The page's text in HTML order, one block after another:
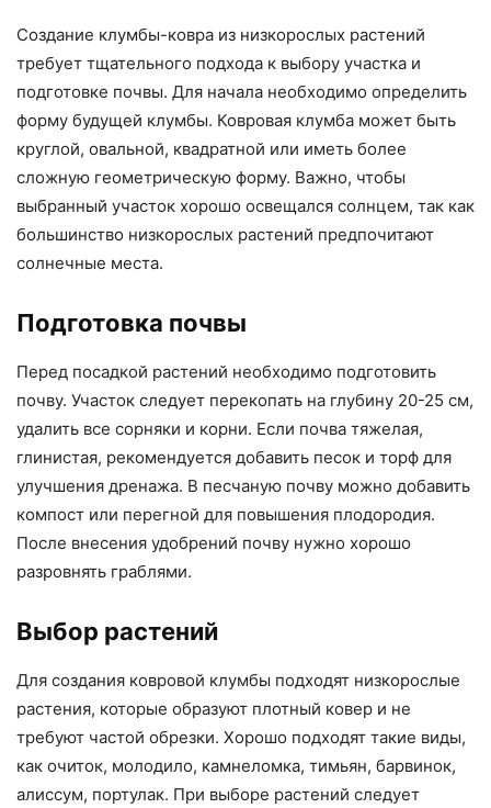
Создание клумбы-ковра из низкорослых растений
требует тщательного подхода к выбору участка и
подготовке почвы. Для начала необходимо определить
форму будущей клумбы. Ковровая клумба может быть
круглой, овальной, квадратной или иметь более
сложную геометрическую форму. Важно, чтобы
выбранный участок хорошо освещался солнцем, так как
большинство низкорослых растений предпочитают
солнечные места.
Подготовка почвы
Перед посадкой растений необходимо подготовить
почву. Участок следует перекопать на глубину 20-25 см,
удалить все сорняки и корни. Если почва тяжелая,
глинистая, рекомендуется добавить песок и торф для
улучшения дренажа. В песчаную почву можно добавить
компост или перегной для повышения плодородия.
После внесения удобрений почву нужно хорошо
разровнять граблями.
Выбор растений
Для создания ковровой клумбы подходят низкорослые
растения, которые образуют плотный ковер и не
требуют частой обрезки. Хорошо подходят такие виды,
как очиток, молодило, камнеломка, тимьян, барвинок,
алиссум, портулак. При выборе растений следует